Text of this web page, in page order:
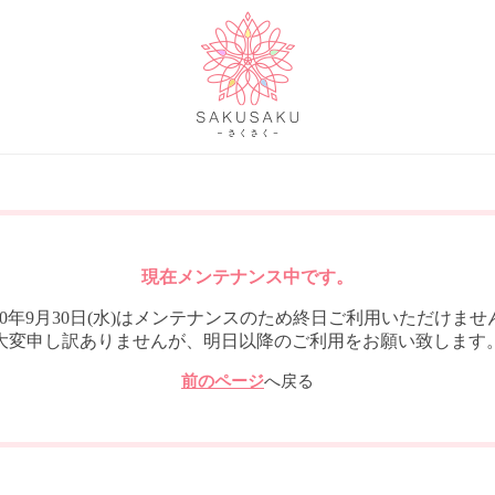
現在メンテナンス中です。
年9月30日(水)はメンテナンスのため終日ご利用いただけませ
変申し訳ありませんが、明日以降のご利用をお願い致します
前のページへ戻る